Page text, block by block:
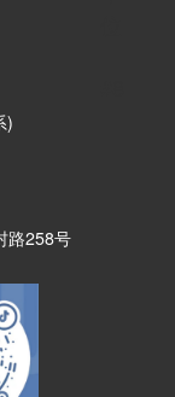
)
路258号